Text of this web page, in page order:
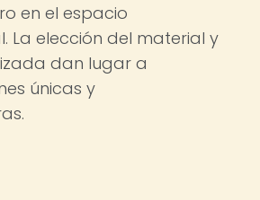
en el espacio
La elección del material y
dan lugar a
únicas y